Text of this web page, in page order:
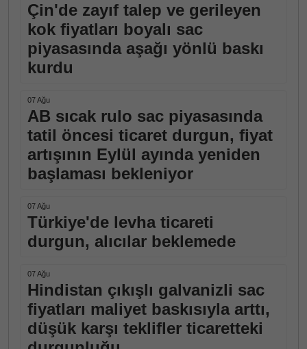
Çin'de zayıf talep ve gerileyen
kok fiyatları boyalı sac
piyasasında aşağı yönlü baskı
kurdu
07 Ağu
AB sıcak rulo sac piyasasında
tatil öncesi ticaret durgun, fiyat
artışının Eylül ayında yeniden
başlaması bekleniyor
07 Ağu
Türkiye'de levha ticareti
durgun, alıcılar beklemede
07 Ağu
Hindistan çıkışlı galvanizli sac
fiyatları maliyet baskısıyla arttı,
düşük karşı teklifler ticaretteki